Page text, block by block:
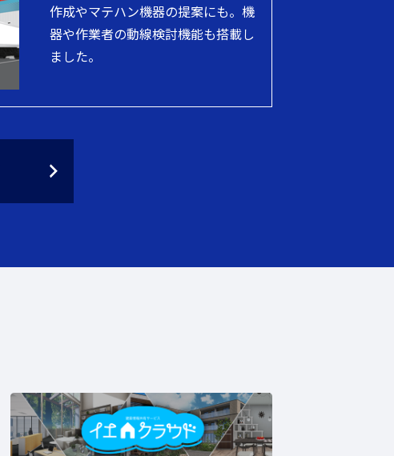
作成やマテハン機器の提案にも。機
器や作業者の動線検討機能も搭載し
ました。